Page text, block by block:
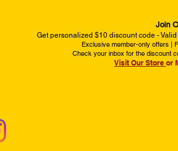
Join
Get personalized $10 discount code -
Exclusive member-only offers |
Check your inbox for the discount
Visit Our Store or